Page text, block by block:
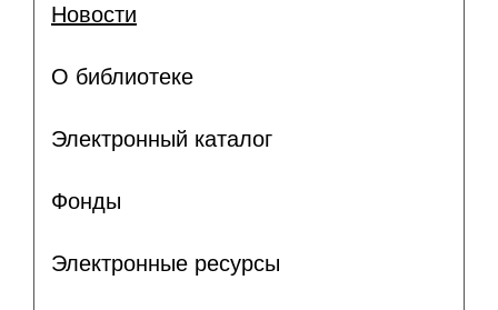
Новости
О библиотеке
Электронный каталог
Фонды
Электронные ресурсы